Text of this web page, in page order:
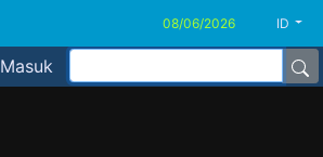
ID
Masuk